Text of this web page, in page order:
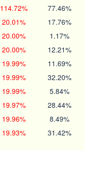
114.72% 77.46%
20.01% 17.76%
20.00% 1.17%
20.00% 12.21%
19.99% 11.69%
19.99% 32.20%
19.99% 5.84%
19.97% 28.44%
19.96% 8.49%
19.93% 31.42%